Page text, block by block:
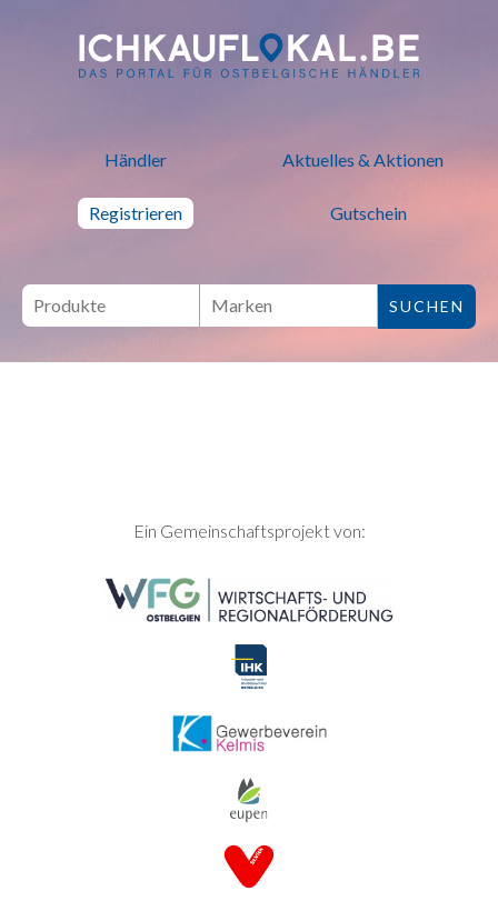
ich kauf lokal - Bei lokalen
Händler Aktuelles & Aktionen
Registrieren Gutschein
SEITENFUSSEin Gemeinschaftsprojekt von: